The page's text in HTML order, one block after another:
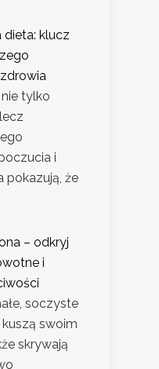
dieta: klucz
tylko
i
pokazują, że
– odkryj
i
soczyste
swoim
skrywają